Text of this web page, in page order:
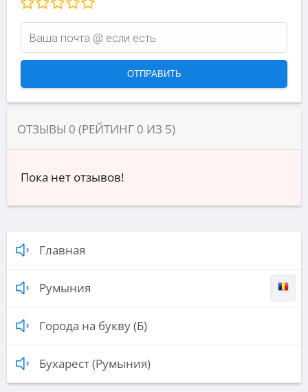
ОТЗЫВЫ 0 (РЕЙТИНГ 0 ИЗ 5)
Пока нет отзывов!
Главная
Румыния
Города на букву (Б)
Бухарест (Румыния)